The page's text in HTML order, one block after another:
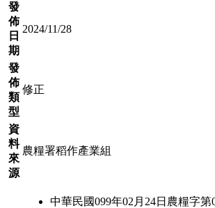
發
佈
日
期
2024/11/28
發
佈
類
型
修正
資
料
來
源
農糧署稻作產業組
中華民國099年02月24日農糧字第